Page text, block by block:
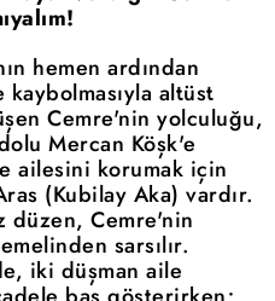
hemen ardından
altüst
Cemre'nin yolculuğu,
Mercan Köşk'e
ailesini korumak için
(Kubilay Aka) vardır.
düzen, Cemre'nin
sarsılır.
iki düşman aile